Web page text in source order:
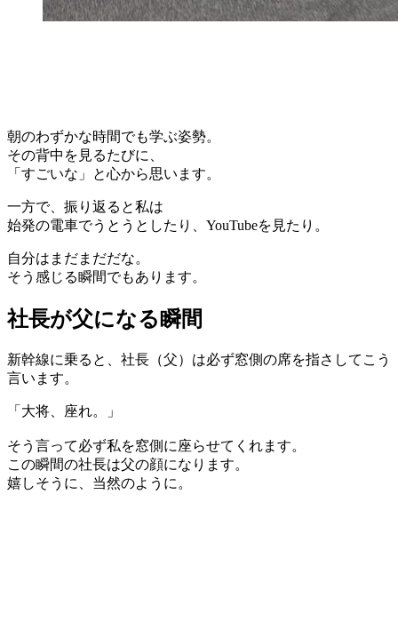
朝のわずかな時間でも学ぶ姿勢。
その背中を見るたびに、
「すごいな」と心から思います。
一方で、振り返ると私は
始発の電車でうとうとしたり、YouTubeを見たり。
自分はまだまだだな。
そう感じる瞬間でもあります。
社長が父になる瞬間
新幹線に乗ると、社長（父）は必ず窓側の席を指さしてこう
言います。
「大将、座れ。」
そう言って必ず私を窓側に座らせてくれます。
この瞬間の社長は父の顔になります。
嬉しそうに、当然のように。